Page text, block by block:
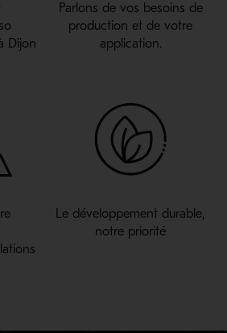
Dijon
Parlons de vos besoins de
production et de votre
application.
Le développement durable,
notre priorité